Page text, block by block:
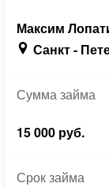
Максим
Санкт -
Суммазайма
15 000 руб.
Срокзайма